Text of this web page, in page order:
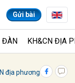
Gửi bài
ĐÀN KH&CN ĐỊA
địa phương